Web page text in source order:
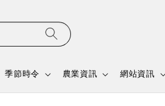
季節時令 農業資訊 網站資訊